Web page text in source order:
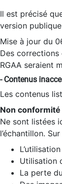
Il est précisé
version
Mise à jour du
Des corrections
RGAA seraient
- Contenus
Les contenus
Non conformité
Ne sont listées
l’échantillon.
Utilisation
La perte